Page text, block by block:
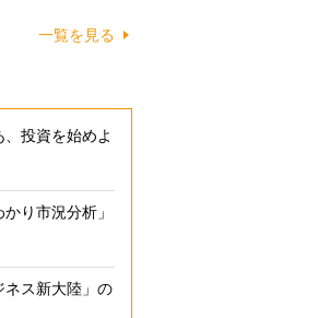
一覧を見る
投資を始めよ
り市況分析」
ネス新大陸」の